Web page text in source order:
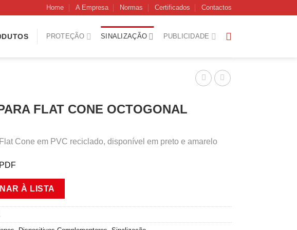
Home A Empresa Normas Certificados Contactos
PROTEÇÃO SINALIZAÇÃO PUBLICIDADE
FLAT CONE OCTOGONAL
Cone em PVC reciclado, disponível em preto e amarelo
À LISTA